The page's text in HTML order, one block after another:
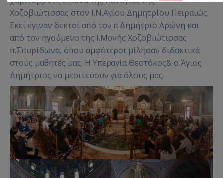
Χοζοβιώτισσας στον Ι.Ν.Αγίου Δημητρίου Πειραιώς.
Εκεί έγιναν δεκτοί από τον π.Δημήτριο Αρώνη και
από τον ηγούμενο της Ι.Μονής Χοζοβιώτισσας
π.Σπυρίδωνα, όπου αμφότεροι μίλησαν διδακτικά
στους μαθητές μας. Η Υπεραγία Θεοτόκος& ο Άγιος
Δημήτριος να μεσιτεύουν για όλους μας.